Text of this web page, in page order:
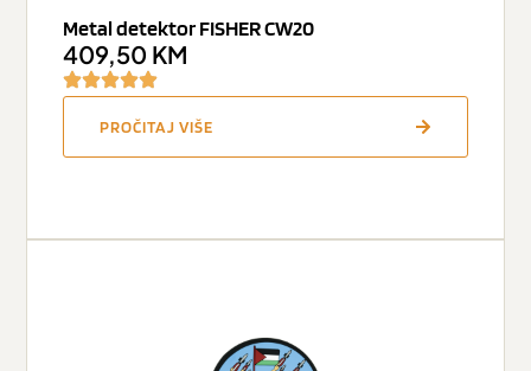
Metal detektor FISHER CW20
409,50 KM
PROČITAJ VIŠE